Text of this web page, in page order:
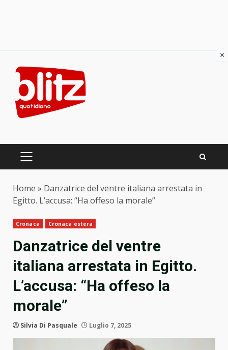
content
PRIMARY
Home » Danzatrice del ventre italiana arrestata in
Egitto. L’accusa: “Ha offeso la morale”
Cronaca Cronaca estera
Danzatrice del ventre
italiana arrestata in Egitto.
L’accusa: “Ha offeso la
morale”
Silvia Di Pasquale Luglio 7, 2025
×